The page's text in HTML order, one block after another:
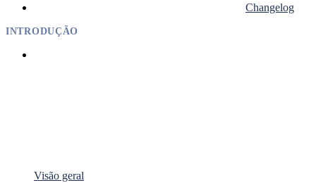
Changelog
INTRODUÇÃO
Visão geral